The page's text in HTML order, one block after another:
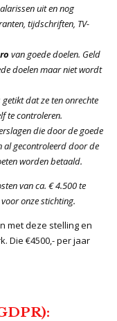
uit en nog
tijdschriften, TV-
van goede doelen. Geld
doelen maar niet wordt
dat ze ten onrechte
te controleren.
die door de goede
al gecontroleerd door de
worden betaald.
van ca. € 4.500 te
onze stichting.
met deze stelling en
Die €4500,- per jaar